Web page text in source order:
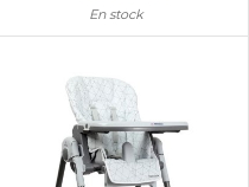
En stock